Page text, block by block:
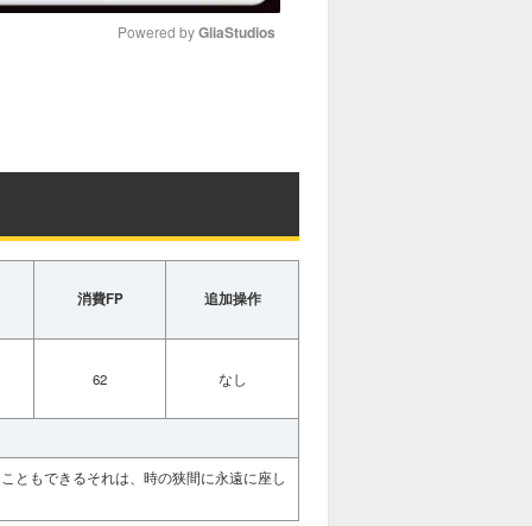
Powered by GliaStudios
消費FP 追加操作
62 なし
ともできるそれは、時の狭間に永遠に座し